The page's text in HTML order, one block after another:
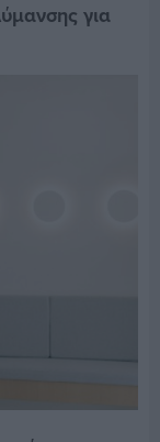
για